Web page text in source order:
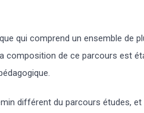
qui comprend un ensemble de
composition de ce parcours est
différent du parcours études, et